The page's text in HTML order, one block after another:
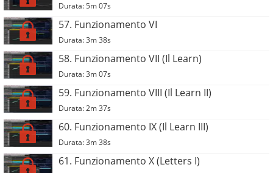
Durata: 5m 07s
57. Funzionamento VI
Durata: 3m 38s
58. Funzionamento VII (Il Learn)
Durata: 3m 07s
59. Funzionamento VIII (Il Learn II)
Durata: 2m 37s
60. Funzionamento IX (Il Learn III)
Durata: 3m 38s
61. Funzionamento X (Letters I)